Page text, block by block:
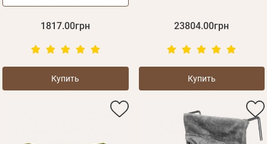
1817.00грн
Купить
23804.00грн
Купить